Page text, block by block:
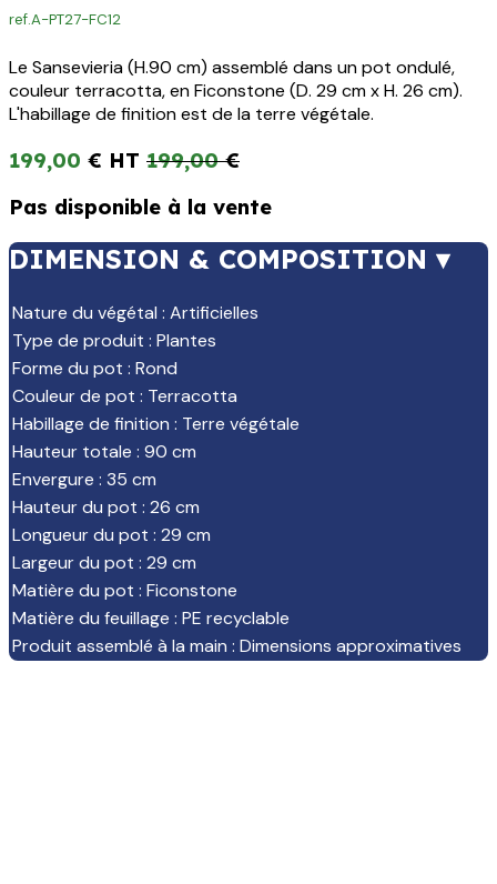
ref.A-PT27-FC12
Le Sansevieria (H.90 cm) assemblé dans un pot ondulé,
couleur terracotta, en Ficonstone (D. 29 cm x H. 26 cm).
L'habillage de finition est de la terre végétale.
199,00 € 199,00€
Pas disponible à la vente
DIMENSION & COMPOSITION ▾
Nature du végétal : Artificielles
Type de produit : Plantes
Forme du pot : Rond
Couleur de pot : Terracotta
Habillage de finition : Terre végétale
Hauteur totale : 90 cm
Envergure : 35 cm
Hauteur du pot : 26 cm
Longueur du pot : 29 cm
Largeur du pot : 29 cm
Matière du pot : Ficonstone
Matière du feuillage : PE recyclable
Produit assemblé à la main : Dimensions approximatives